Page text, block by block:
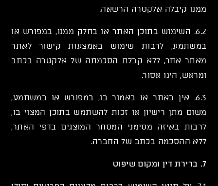
ממנו קיבלה אלקטרה הרשאה.
6.2. השימוש בתוכן האתר או בחלק ממנו, במפורש או
במשתמע, לרבות שימוש באמצעות קישור לאתר
מאתר אחר, ללא קבלת הסכמתה של אלקטרה בכתב
ומראש, הינו אסור.
6.3. אין באתר או באמור בו, במפורש או במשתמע,
משום מתן רישיון או זכות להשתמש בתוכן המצוי בו,
לרבות באיזה מסימני המסחר המוצגים בדפי האתר,
ללא ההסכמה בכתב של החברה.
7. ברירת דין ומקום שיפוט